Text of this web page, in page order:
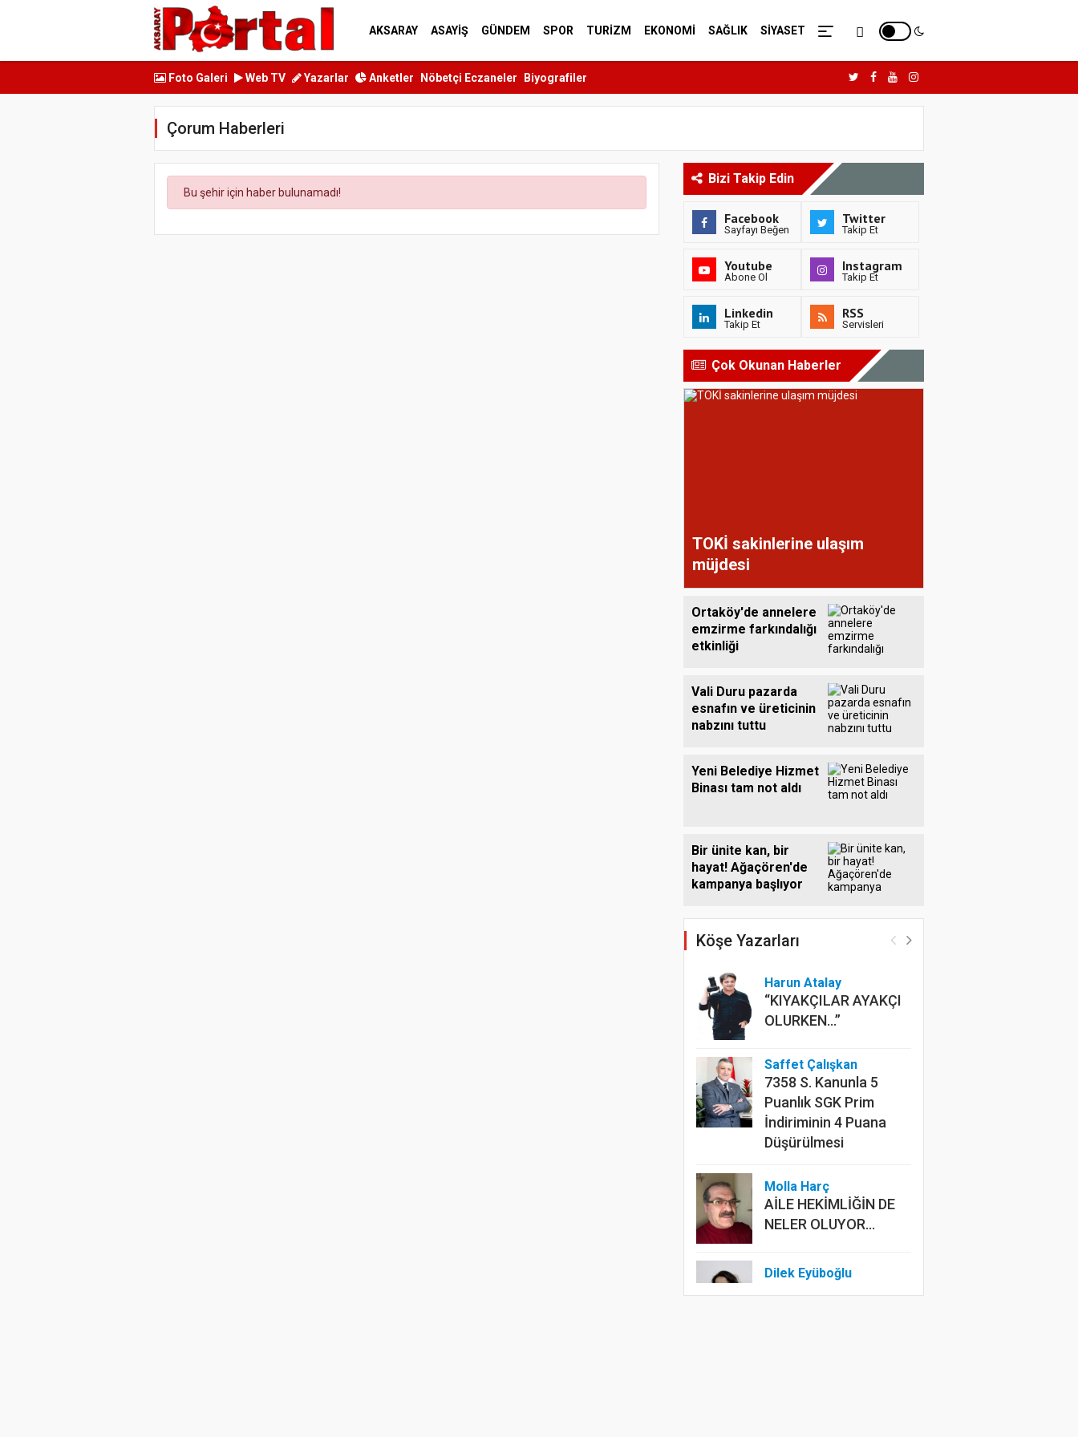
AKSARAY ASAYİŞ GÜNDEM SPOR TURİZM EKONOMİ SAĞLIK SİYASET
Foto Galeri Web TV Yazarlar Anketler Nöbetçi Eczaneler Biyografiler
Çorum Haberleri
Bu şehir için haber bulunamadı!
Bizi Takip Edin
Facebook
Sayfayı Beğen
Twitter
Takip Et
Youtube
Abone Ol
Instagram
Takip Et
Linkedin
Takip Et
RSS
Servisleri
Çok Okunan Haberler
TOKİ sakinlerine ulaşım
müjdesi
Ortaköy'de annelere
emzirme farkındalığı
etkinliği
Vali Duru pazarda
esnafın ve üreticinin
nabzını tuttu
Yeni Belediye Hizmet
Binası tam not aldı
Bir ünite kan, bir
hayat! Ağaçören'de
kampanya başlıyor
Köşe Yazarları
Harun Atalay
“KIYAKÇILAR AYAKÇI
OLURKEN...”
Saffet Çalışkan
7358 S. Kanunla 5
Puanlık SGK Prim
İndiriminin 4 Puana
Düşürülmesi
Molla Harç
AİLE HEKİMLİĞİN DE
NELER OLUYOR...
Dilek Eyüboğlu
ERKEN SEÇİM OLSA